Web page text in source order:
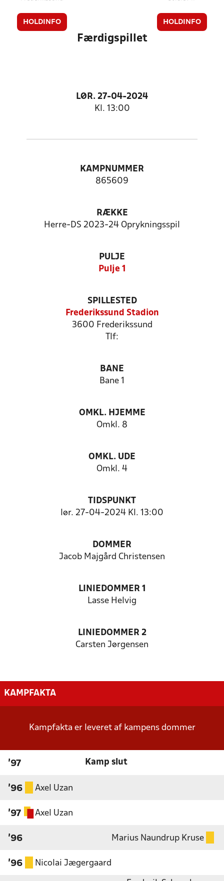
HOLDINFO HOLDINFO
Færdigspillet
LØR. 27-04-2024
Kl. 13:00
KAMPNUMMER
865609
RÆKKE
Herre-DS 2023-24 Oprykningsspil
PULJE
Pulje 1
SPILLESTED
Frederikssund Stadion
3600 Frederikssund
Tlf:
BANE
Bane 1
OMKL. HJEMME
Omkl. 8
OMKL. UDE
Omkl. 4
TIDSPUNKT
lør. 27-04-2024 Kl. 13:00
DOMMER
Jacob Majgård Christensen
LINIEDOMMER 1
Lasse Helvig
LINIEDOMMER 2
Carsten Jørgensen
KAMPFAKTA
Kampfakta er leveret af kampens dommer
'97 Kamp slut
'96 Axel Uzan
'97 Axel Uzan
'96 Marius Naundrup Kruse
'96 Nicolai Jægergaard